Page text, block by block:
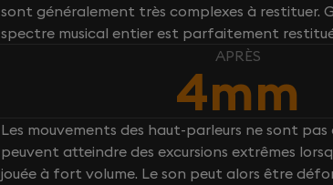
sont généralement très complexes à restituer.
spectre musical entier est parfaitement
APRÈS
4mm
Les mouvements des haut-parleurs ne sont
peuvent atteindre des excursions extrêmes
jouée à fort volume. Le son peut alors être